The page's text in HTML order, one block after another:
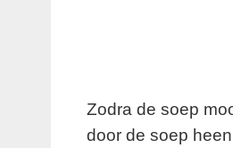
Zodra de soep
door de soep